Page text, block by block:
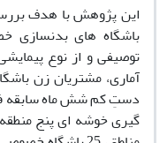
این پژوهش با هدف
باشگاه های بدنسازی
توصیفی و از نوع
آماری، مشتریان زن
دستِ کم شش ماه سابقه
گیری خوشه ای پنج